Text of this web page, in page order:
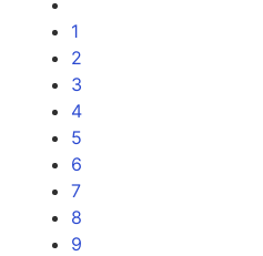
1
2
3
4
5
6
7
8
9